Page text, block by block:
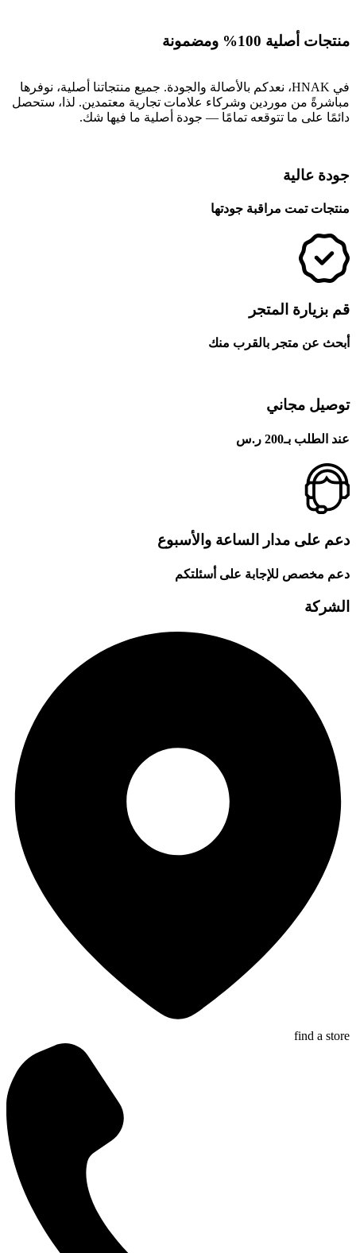
منتجات أصلية 100% ومضمونة
في HNAK، نعدكم بالأصالة والجودة. جميع منتجاتنا أصلية، نوفرها
مباشرةً من موردين وشركاء علامات تجارية معتمدين. لذا، ستحصل
دائمًا على ما تتوقعه تمامًا — جودة أصلية ما فيها شك.
جودة عالية
منتجات تمت مراقبة جودتها
قم بزيارة المتجر
أبحث عن متجر بالقرب منك
توصيل مجاني
عند الطلب بـ200 ر.س
دعم على مدار الساعة والأسبوع
دعم مخصص للإجابة على أسئلتكم
الشركة
find a store